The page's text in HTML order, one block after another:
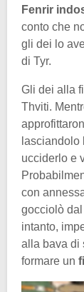
Fenrir
conto che
gli dei lo
di Tyr.
Gli dei alla
Thviti.
lasciandolo
ucciderlo e
con
gocciolò
intanto,
alla bava di
formare un